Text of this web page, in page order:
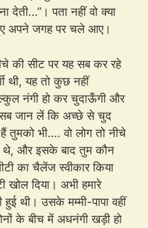
देती…”। पता नहीं वो क्या
अपने जगह पर चले आए।
की सीट पर यह सब कर रहे
थी, यह तो कुछ नहीं
नंगी हो कर चुदाऊँगी और
जान लें कि अच्छे से चुद
तुमको भी…. वो लोग तो नीचे
थे, और इसके बाद तुम कौन
का चैलेंज स्वीकार किया
दिया। अभी हमारे
हुई थी। उसके मम्मी-पापा वहीं
के बीच में अधनंगी खड़ी हो